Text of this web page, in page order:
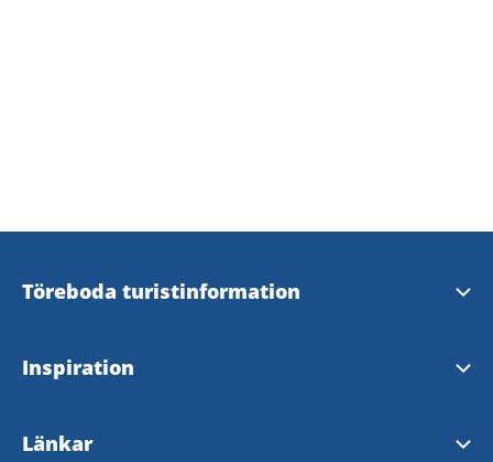
Töreboda turistinformation
Kontakt och öppettider
Inspiration
Töreboda kommun besökskarta
Länkar